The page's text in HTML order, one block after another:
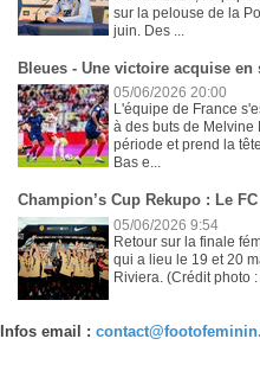
sur la pelouse de la
juin. Des ...
Bleues - Une victoire acquise en
05/06/2026 20:00
L'équipe de France
à des buts de Melvine
période et prend la
Bas e...
Champion’s Cup Rekupo : Le
05/06/2026 9:54
Retour sur la finale
qui a lieu le 19 et 20
Riviera. (Crédit photo :
Infos email :